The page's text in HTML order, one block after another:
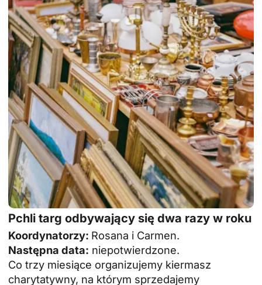
Pchli targ odbywający się dwa razy w roku
Koordynatorzy: Rosana i Carmen.
Następna data: niepotwierdzone.
Co trzy miesiące organizujemy kiermasz
charytatywny, na którym sprzedajemy